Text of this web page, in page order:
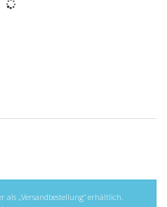
als „Versandbestellung“ erhältlich.